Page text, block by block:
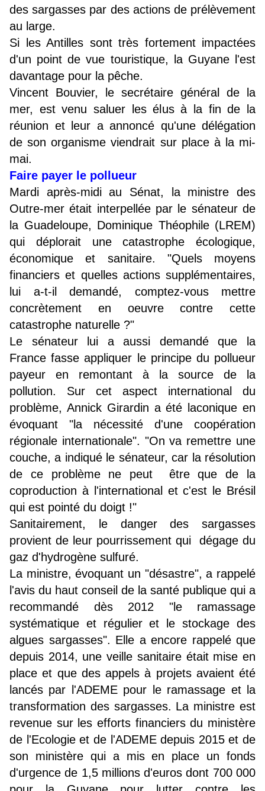
des sargasses par des actions de prélèvement
au large.
Si les Antilles sont très fortement impactées
d'un point de vue touristique, la Guyane l'est
davantage pour la pêche.
Vincent Bouvier, le secrétaire général de la
mer, est venu saluer les élus à la fin de la
réunion et leur a annoncé qu'une délégation
de son organisme viendrait sur place à la mi-
mai.
Faire payer le pollueur
Mardi après-midi au Sénat, la ministre des
Outre-mer était interpellée par le sénateur de
la Guadeloupe, Dominique Théophile (LREM)
qui déplorait une catastrophe écologique,
économique et sanitaire. "Quels moyens
financiers et quelles actions supplémentaires,
lui a-t-il demandé, comptez-vous mettre
concrètement en oeuvre contre cette
catastrophe naturelle ?"
Le sénateur lui a aussi demandé que la
France fasse appliquer le principe du pollueur
payeur en remontant à la source de la
pollution. Sur cet aspect international du
problème, Annick Girardin a été laconique en
évoquant "la nécessité d'une coopération
régionale internationale". "On va remettre une
couche, a indiqué le sénateur, car la résolution
de ce problème ne peut être que de la
coproduction à l'international et c'est le Brésil
qui est pointé du doigt !"
Sanitairement, le danger des sargasses
provient de leur pourrissement qui dégage du
gaz d'hydrogène sulfuré.
La ministre, évoquant un "désastre", a rappelé
l'avis du haut conseil de la santé publique qui a
recommandé dès 2012 "le ramassage
systématique et régulier et le stockage des
algues sargasses". Elle a encore rappelé que
depuis 2014, une veille sanitaire était mise en
place et que des appels à projets avaient été
lancés par l'ADEME pour le ramassage et la
transformation des sargasses. La ministre est
revenue sur les efforts financiers du ministère
de l'Ecologie et de l'ADEME depuis 2015 et de
son ministère qui a mis en place un fonds
d'urgence de 1,5 millions d'euros dont 700 000